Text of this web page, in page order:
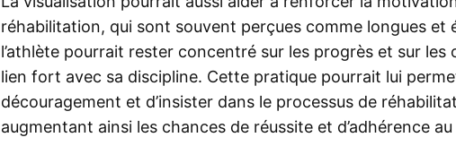
réhabilitation, qui sont souvent perçues comme longues et
l’athlète pourrait rester concentré sur les progrès et sur
lien fort avec sa discipline. Cette pratique pourrait lui
découragement et d’insister dans le processus de
augmentant ainsi les chances de réussite et d’adhérence